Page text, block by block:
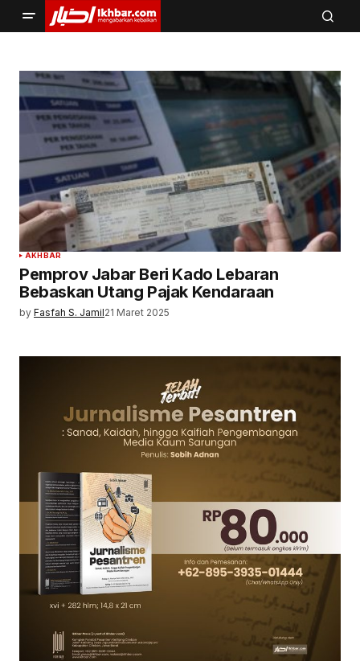
AKHBAR
Pemprov Jabar Beri Kado Lebaran
Bebaskan Utang Pajak Kendaraan
by Fasfah S. Jamil21 Maret 2025